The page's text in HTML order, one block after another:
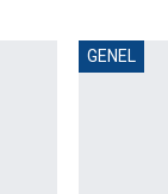
GENEL